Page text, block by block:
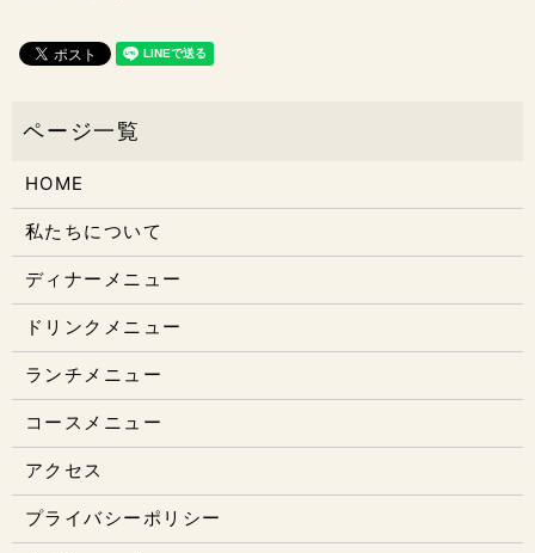
HOME
私たちについて
ディナーメニュー
ドリンクメニュー
ランチメニュー
コースメニュー
アクセス
プライバシーポリシー